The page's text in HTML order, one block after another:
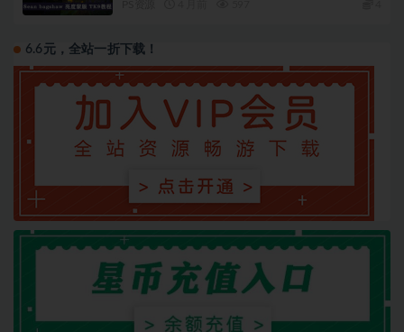
6.6元，全站一折下载！